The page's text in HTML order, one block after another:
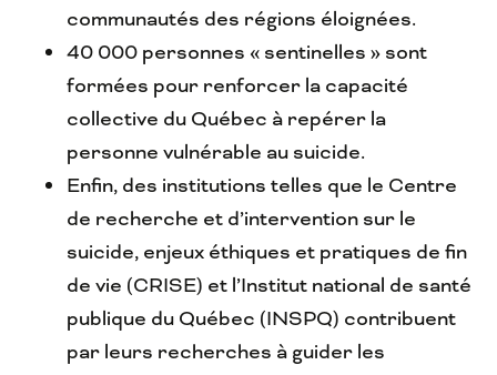
communautés des régions éloignées.
40 000 personnes « sentinelles » sont
formées pour renforcer la capacité
collective du Québec à repérer la
personne vulnérable au suicide.
Enfin, des institutions telles que le Centre
de recherche et d’intervention sur le
suicide, enjeux éthiques et pratiques de fin
de vie (CRISE) et l’Institut national de santé
publique du Québec (INSPQ) contribuent
par leurs recherches à guider les